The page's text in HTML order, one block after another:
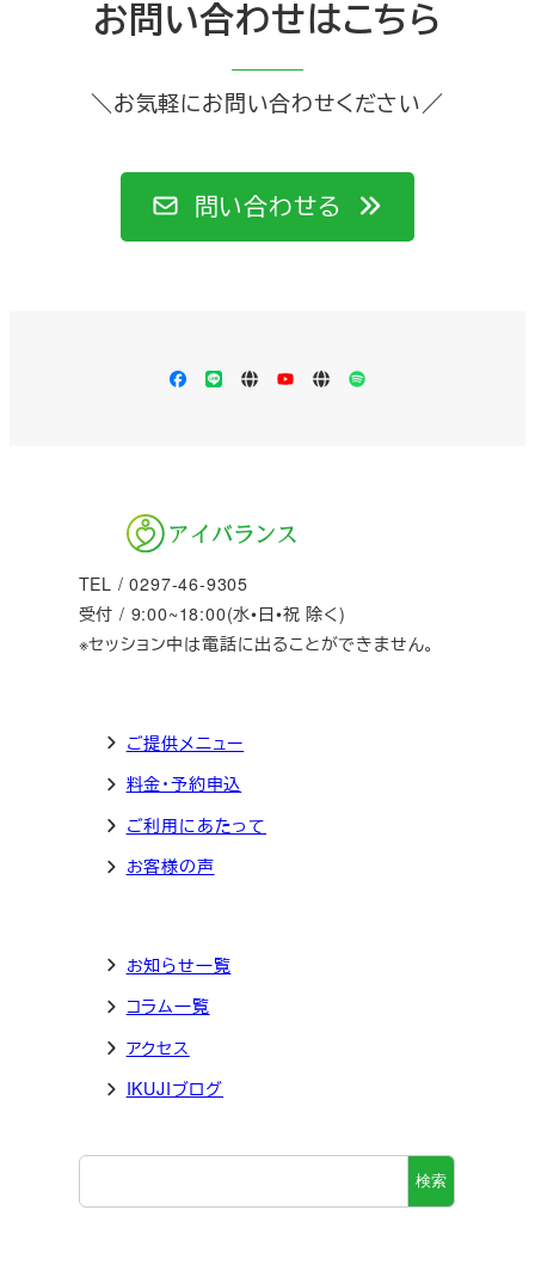
す。
す。
お問い合わせはこちら
＼お気軽にお問い合わせください／
問い合わせる
Facebook
LINEApple
Podcast
YouTube
LISTENSpotify
TEL / 0297-46-9305
受付 / 9:00~18:00(水•日•祝 除く)
※セッション中は電話に出ることができません。
ご提供メニュー
料金・予約申込
ご利用にあたって
お客様の声
お知らせ一覧
コラム一覧
アクセス
IKUJIブログ
索
検索